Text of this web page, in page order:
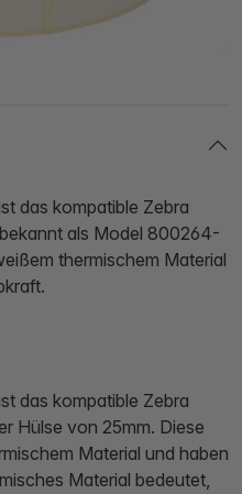
das kompatible Zebra
als Model 800264-
thermischem Material
das kompatible Zebra
Hülse von 25mm. Diese
Material und haben
Material bedeutet,